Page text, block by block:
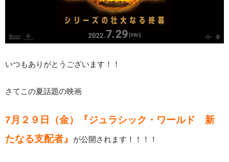
いつもありがとうございます！！
さてこの夏話題の映画
7月２９日（金）『ジュラシック・ワールド 新
たなる支配者』
が公開されます！！！！